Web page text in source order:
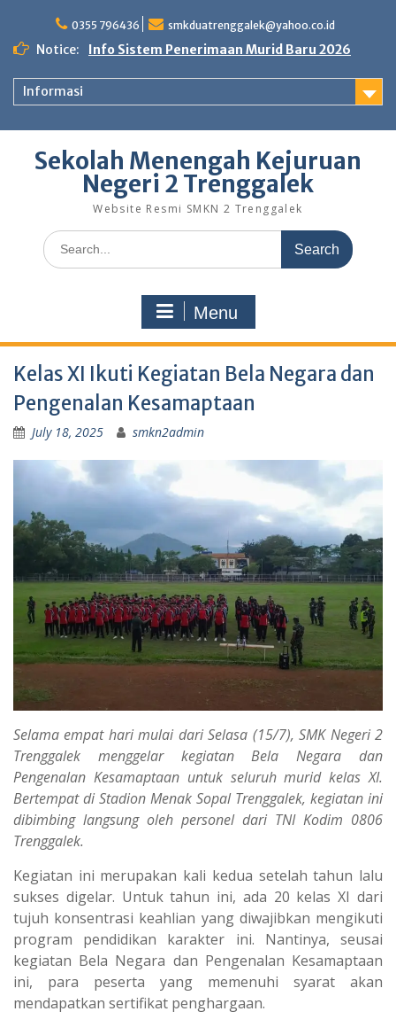
content
0355 796436 smkduatrenggalek@yahoo.co.id
Notice: Info Sistem Penerimaan Murid Baru 2026
Informasi
Sekolah Menengah Kejuruan
Negeri 2 Trenggalek
Website Resmi SMKN 2 Trenggalek
Search
for:
Menu
Kelas XI Ikuti Kegiatan Bela Negara dan
Pengenalan Kesamaptaan
July 18, 2025 smkn2admin
Selama empat hari mulai dari Selasa (15/7), SMK Negeri 2
Trenggalek menggelar kegiatan Bela Negara dan
Pengenalan Kesamaptaan untuk seluruh murid kelas XI.
Bertempat di Stadion Menak Sopal Trenggalek, kegiatan ini
dibimbing langsung oleh personel dari TNI Kodim 0806
Trenggalek.
Kegiatan ini merupakan kali kedua setelah tahun lalu
sukses digelar. Untuk tahun ini, ada 20 kelas XI dari
tujuh konsentrasi keahlian yang diwajibkan mengikuti
program pendidikan karakter ini. Nantinya, seusai
kegiatan Bela Negara dan Pengenalan Kesamaptaan
ini, para peserta yang memenuhi syarat akan
mendapatkan sertifikat penghargaan.